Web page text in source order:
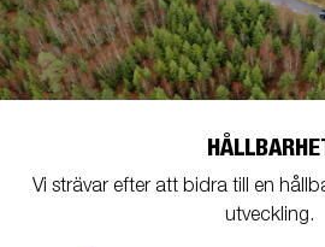
Vi strävar efter att bidra till en
utveckling.